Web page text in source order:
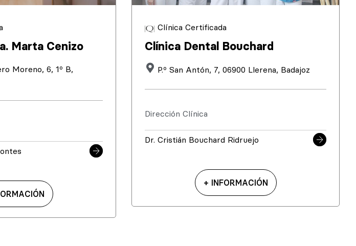
Marta Cenizo
Moreno, 6, 1º B,
Clínica Certificada
Clínica Dental Bouchard
P.º San Antón, 7, 06900 Llerena, Badajoz
Dirección Clínica
Dr. Cristián Bouchard Ridruejo
+ INFORMACIÓN